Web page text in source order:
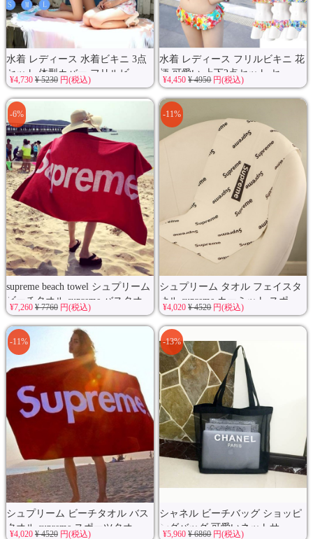
水着 レディース 水着ビキニ 3点
セット 体型カバー フリルビ...
¥4,730 ¥ 5230円(税込)
水着 レディース フリルビキニ 花
柄 可愛い 上下2点セット セ...
¥4,450¥ 4950円(税込)
supreme beach towel シュプリーム
ビーチタオル supreme バスタオ
ル...
-6%
¥7,260 ¥ 7760円(税込)
シュプリーム タオル フェイスタ
オル supreme カーミット スポ...
-11%
¥4,020¥ 4520円(税込)
シュプリーム ビーチタオル バス
タオル supreme スポーツタオ...
-11%
¥4,020 ¥ 4520円(税込)
シャネル ビーチバッグ ショッピ
ングバッグ 可愛いネットサ...
-13%
¥5,960¥ 6860円(税込)